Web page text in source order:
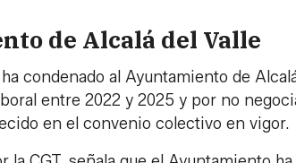
de Alcalá del Valle
condenado al Ayuntamiento de
entre 2022 y 2025 y por no
en el convenio colectivo en vigor.